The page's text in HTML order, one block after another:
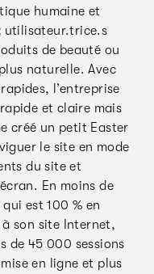
humaine et
utilisateur.trice.s
de beauté ou
naturelle. Avec
l’entreprise
et claire mais
créé un petit Easter
le site en mode
du site et
En moins de
est 100 % en
son site Internet,
de 45 000 sessions
en ligne et plus